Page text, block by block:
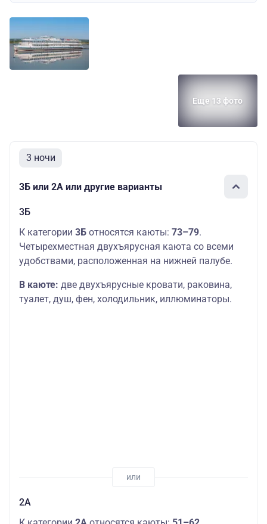
Средняя
палуба
Л
Еще 13 фото
3 ночи
3Б или 2А или другие варианты
3Б
К категории 3Б относятся каюты: 73–79.
Четырехместная двухъярусная каюта со всеми
удобствами, расположенная на нижней палубе.
В каюте: две двухъярусные кровати, раковина,
туалет, душ, фен, холодильник, иллюминаторы.
2А